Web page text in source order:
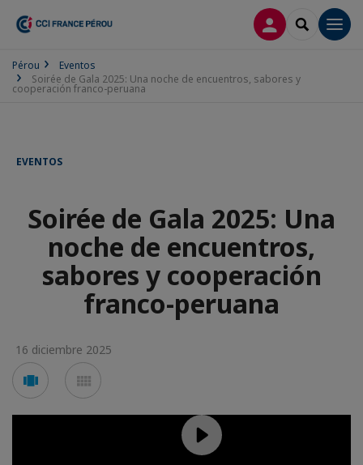
CONECTARSE
SEARCH
Pérou
Eventos
Soirée de Gala 2025: Una noche de encuentros, sabores y
cooperación franco-peruana
EVENTOS
Soirée de Gala 2025: Una
noche de encuentros,
sabores y cooperación
franco-peruana
16 diciembre 2025
Voir
en
en